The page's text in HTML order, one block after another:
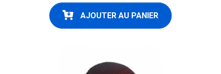
AJOUTER AU PANIER